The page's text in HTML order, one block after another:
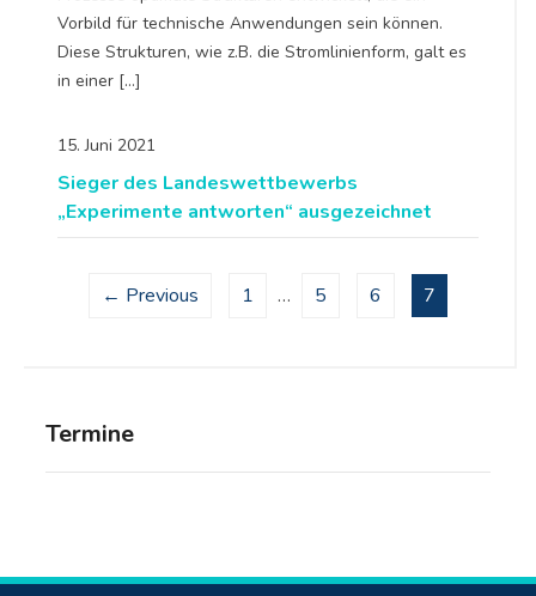
Termine
Vorbild für technische Anwendungen sein können.
Diese Strukturen, wie z.B. die Stromlinienform, galt es
in einer […]
15. Juni 2021
Sieger des Landeswettbewerbs
„Experimente antworten“ ausgezeichnet
← Previous 1 … 5 6 7